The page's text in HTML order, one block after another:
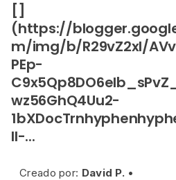
[]
(https://
m/img/b/R29vZ2xl/
PEp-
wz56GhQ4Uu2-
lI-...
Creado por: David P. •